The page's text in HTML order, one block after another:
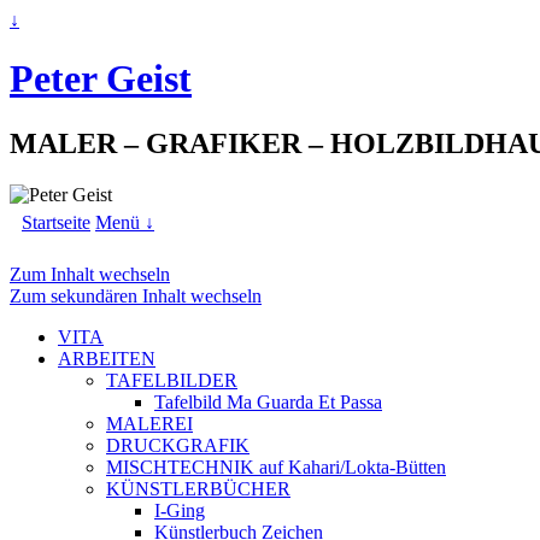
↓
Peter Geist
MALER – GRAFIKER –
Startseite Menü ↓
Zum Inhalt wechseln
Zum sekundären Inhalt wechseln
VITA
ARBEITEN
TAFELBILDER
Tafelbild Ma Guarda Et Passa
MALEREI
DRUCKGRAFIK
MISCHTECHNIK auf Kahari/Lokta-Bütten
KÜNSTLERBÜCHER
I-Ging
Künstlerbuch Zeichen